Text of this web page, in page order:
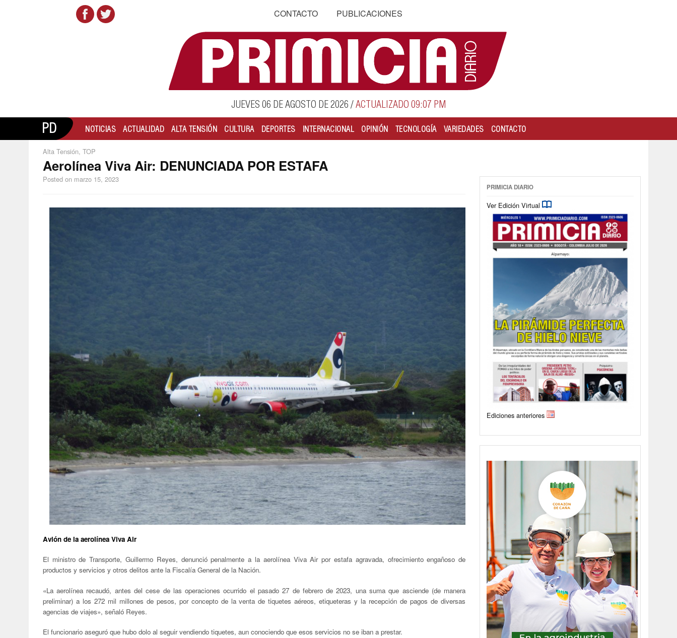
CONTACTO PUBLICACIONES
JUEVES 06 DE AGOSTO DE 2026 /ACTUALIZADO 09:07 PM
PD NOTICIAS ACTUALIDAD ALTA TENSIÓN CULTURA DEPORTES INTERNACIONAL OPINIÓN TECNOLOGÍA VARIEDADES CONTACTO
Alta Tensión, TOP
Aerolínea Viva Air: DENUNCIADA POR ESTAFA
Posted on marzo 15, 2023
Avión de la aerolínea Viva Air
El ministro de Transporte, Guillermo Reyes, denunció penalmente a la aerolínea Viva Air por estafa agravada, ofrecimiento engañoso de
productos y servicios y otros delitos ante la Fiscalía General de la Nación.
«La aerolínea recaudó, antes del cese de las operaciones ocurrido el pasado 27 de febrero de 2023, una suma que asciende (de manera
preliminar) a los 272 mil millones de pesos, por concepto de la venta de tiquetes aéreos, etiqueteras y la recepción de pagos de diversas
agencias de viajes», señaló Reyes.
El funcionario aseguró que hubo dolo al seguir vendiendo tiquetes, aun conociendo que esos servicios no se iban a prestar.
PRIMICIA DIARIO
Ver Edición Virtual
Ediciones anteriores